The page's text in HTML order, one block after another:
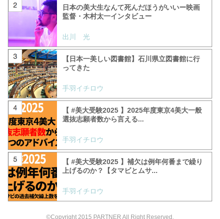
日本の美大生なんて死んだほうがいいー映画
監督・木村太一インタビュー
出川 光
【日本一美しい図書館】石川県立図書館に行
ってきた
手羽イチロウ
【 #美大受験2025 】2025年度東京4美大一般
選抜志願者数から言える...
手羽イチロウ
【 #美大受験2025 】補欠は例年何番まで繰り
上げるのか？【タマビとムサ...
手羽イチロウ
©Copyright 2015 PARTNER All Right Reserved.